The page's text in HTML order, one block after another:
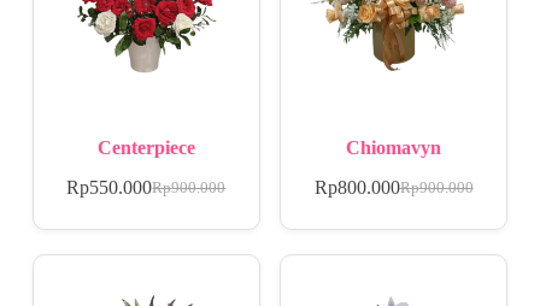
Centerpiece
Rp900.000
Rp550.000
Chiomavyn
Rp900.000
Rp800.000